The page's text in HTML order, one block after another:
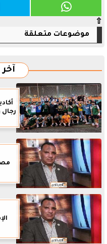
⇧
موضوعات متعلقة
آخر
رجال